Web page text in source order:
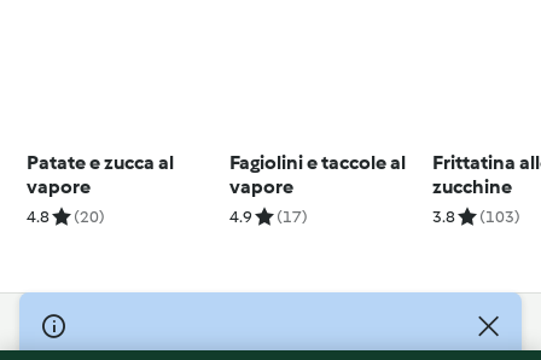
Patate e zucca al
vapore
4.8 (20)
Fagiolini e taccole al
vapore
4.9 (17)
Frittatina
zucchine
3.8 (103)
© Copyright 2026